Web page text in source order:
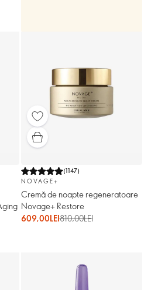
(1147)
NOVAGE+
Cremă de noapte regeneratoare
Novage+ Restore
609,00LEI810,00LEI